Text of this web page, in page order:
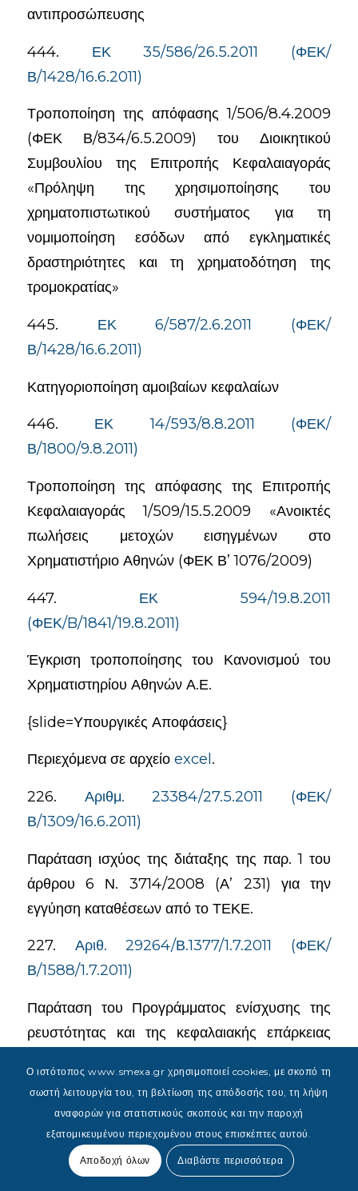
αντιπροσώπευσης
444. ΕΚ 35/586/26.5.2011 (ΦΕΚ/
Β/1428/16.6.2011)
Τροποποίηση της απόφασης 1/506/8.4.2009
(ΦΕΚ Β/834/6.5.2009) του Διοικητικού
Συμβουλίου της Επιτροπής Κεφαλαιαγοράς
«Πρόληψη της χρησιμοποίησης του
χρηματοπιστωτικού συστήματος για τη
νομιμοποίηση εσόδων από εγκληματικές
δραστηριότητες και τη χρηματοδότηση της
τρομοκρατίας»
445. ΕΚ 6/587/2.6.2011 (ΦΕΚ/
Β/1428/16.6.2011)
Κατηγοριοποίηση αμοιβαίων κεφαλαίων
446. ΕΚ 14/593/8.8.2011 (ΦΕΚ/
Β/1800/9.8.2011)
Τροποποίηση της απόφασης της Επιτροπής
Κεφαλαιαγοράς 1/509/15.5.2009 «Ανοικτές
πωλήσεις μετοχών εισηγμένων στο
Χρηματιστήριο Αθηνών (ΦΕΚ Β’ 1076/2009)
447. ΕΚ 594/19.8.2011
(ΦΕΚ/B/1841/19.8.2011)
Έγκριση τροποποίησης του Κανονισμού του
Χρηματιστηρίου Αθηνών Α.Ε.
{slide=Υπουργικές Αποφάσεις}
Περιεχόμενα σε αρχείο excel.
226. Αριθμ. 23384/27.5.2011 (ΦΕΚ/
Β/1309/16.6.2011)
Παράταση ισχύος της διάταξης της παρ. 1 του
άρθρου 6 Ν. 3714/2008 (Α’ 231) για την
εγγύηση καταθέσεων από το ΤΕΚΕ.
227. Αριθ. 29264/Β.1377/1.7.2011 (ΦΕΚ/
Β/1588/1.7.2011)
Παράταση του Προγράμματος ενίσχυσης της
ρευστότητας και της κεφαλαιακής επάρκειας
{slide=Πράξεις Διοικητή της Τράπεζας της
Ελλάδος}
Περιέχομενα σε αρχείο excel.
Ο ιστότοπος www.smexa.gr χρησιμοποιεί cookies, με σκοπό τη
σωστή λειτουργία του, τη βελτίωση της απόδοσής του, τη λήψη
αναφορών για στατιστικούς σκοπούς και την παροχή
εξατομικευμένου περιεχομένου στους επισκέπτες αυτού.
Αποδοχή όλων Διαβάστε περισσότερα